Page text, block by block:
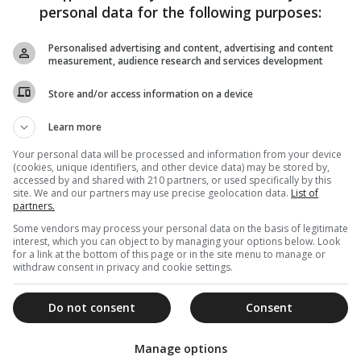
17 Οκτωβρίου 2019
Αυτό είναι το «νέο» πρόσωπό του
Χριστού!
Το πρόσωπο του Χριστού κατάφερε να «αναπλάσει»
ένας εικονογράφος ιατρικών εγχειριδίων. Το πορτραίτο
που δημιούργησε απέχει πολύ από την...
01 Απριλίου 2019
Ξεχάστε το πρόσωπο του Χριστού
που ξέρατε- Αυτό είναι το “νέο”
Το πρόσωπο του Χριστού κατάφερε να «αναπλάσει»
personal data for the following purposes:
Personalised advertising and content, advertising and content
measurement, audience research and services development
Store and/or access information on a device
Learn more
Your personal data will be processed and information from your device
(cookies, unique identifiers, and other device data) may be stored by,
accessed by and shared with 210 partners, or used specifically by this
site. We and our partners may use precise geolocation data. List of
partners.
Some vendors may process your personal data on the basis of legitimate
interest, which you can object to by managing your options below. Look
for a link at the bottom of this page or in the site menu to manage or
withdraw consent in privacy and cookie settings.
Consent
Do not consent
Manage options